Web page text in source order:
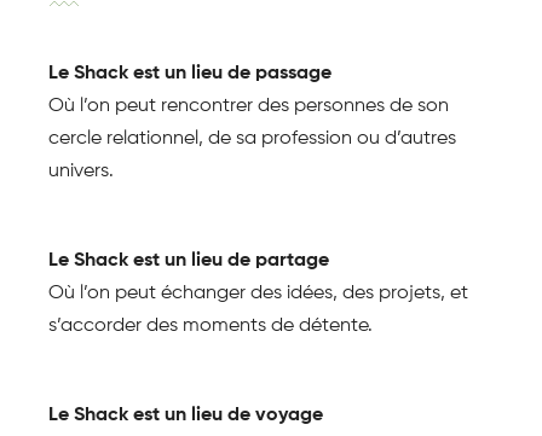
Le Shack est un lieu de passage
Où l’on peut rencontrer des personnes de son
cercle relationnel, de sa profession ou d’autres
univers.
Le Shack est un lieu de partage
Où l’on peut échanger des idées, des projets, et
s’accorder des moments de détente.
Le Shack est un lieu de voyage